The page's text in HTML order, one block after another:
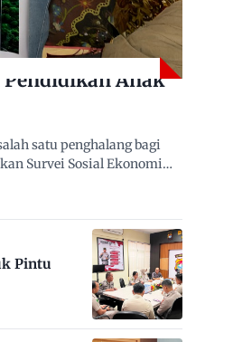
Pendidikan Anak
satu penghalang bagi
Survei Sosial Ekonomi…
Pintu